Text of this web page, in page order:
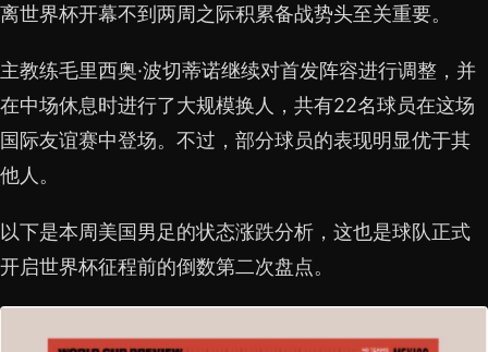
离世界杯开幕不到两周之际积累备战势头至关重要。
主教练毛里西奥·波切蒂诺继续对首发阵容进行调整，并
在中场休息时进行了大规模换人，共有22名球员在这场
国际友谊赛中登场。不过，部分球员的表现明显优于其
他人。
以下是本周美国男足的状态涨跌分析，这也是球队正式
开启世界杯征程前的倒数第二次盘点。